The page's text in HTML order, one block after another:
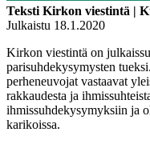
Teksti Kirkon viestintä |
Julkaistu 18.1.2020
Kirkon viestintä on
parisuhdekysymysten
perheneuvojat vastaavat
rakkaudesta ja
ihmissuhdekysymyksiin ja
karikoissa.